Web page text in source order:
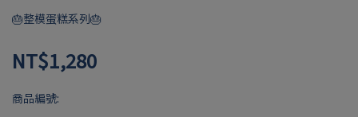
🎂整模蛋糕系列🎂
NT$1,280
商品編號: